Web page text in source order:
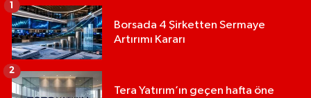
Borsada 4 Şirketten Sermaye
Artırımı Kararı
1
Tera Yatırım’ın geçen hafta öne
2